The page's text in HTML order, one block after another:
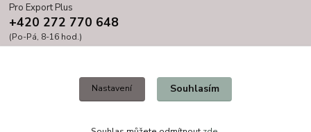
Pro Export Plus
+420 272 770 648
(Po-Pá, 8-16 hod.)
Nastavení Souhlasím